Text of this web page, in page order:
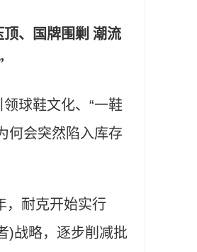
顶、国牌围剿 潮流
鞋文化、“一鞋
何会突然陷入库存
耐克开始实行
)战略，逐步削减批